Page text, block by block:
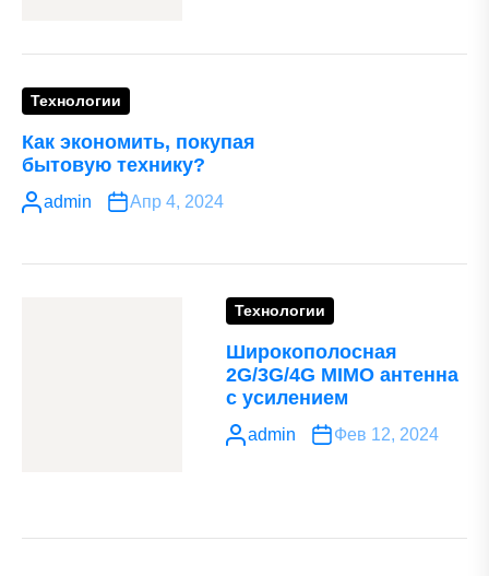
Технологии
Как экономить, покупая
бытовую технику?
admin Апр 4, 2024
Технологии
Широкополосная
2G/3G/4G MIMO антенна
с усилением
admin Фев 12, 2024